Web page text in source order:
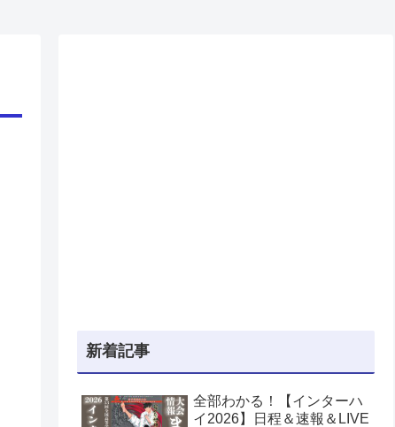
新着記事
全部わかる！【インターハ
イ2026】日程＆速報＆LIVE